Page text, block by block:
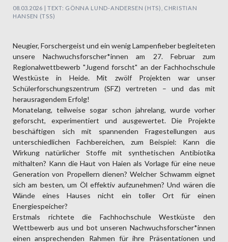
08.03.2026 | TEXT: GÖNNA LUND-ANDERSEN (HTS), CHRISTIAN
HANSEN (TSS)
Neugier, Forschergeist und ein wenig Lampenfieber begleiteten
unsere Nachwuchsforscher*innen am 27. Februar zum
Regionalwettbewerb "Jugend forscht" an der Fachhochschule
Westküste in Heide. Mit zwölf Projekten war unser
Schülerforschungszentrum (SFZ) vertreten – und das mit
herausragendem Erfolg!
Monatelang, teilweise sogar schon jahrelang, wurde vorher
geforscht, experimentiert und ausgewertet. Die Projekte
beschäftigen sich mit spannenden Fragestellungen aus
unterschiedlichen Fachbereichen, zum Beispiel: Kann die
Wirkung natürlicher Stoffe mit synthetischen Antibiotika
mithalten? Kann die Haut von Haien als Vorlage für eine neue
Generation von Propellern dienen? Welcher Schwamm eignet
sich am besten, um Öl effektiv aufzunehmen? Und wären die
Wände eines Hauses nicht ein toller Ort für einen
Energiespeicher?
Erstmals richtete die Fachhochschule Westküste den
Wettbewerb aus und bot unseren Nachwuchsforscher*innen
einen ansprechenden Rahmen für ihre Präsentationen und